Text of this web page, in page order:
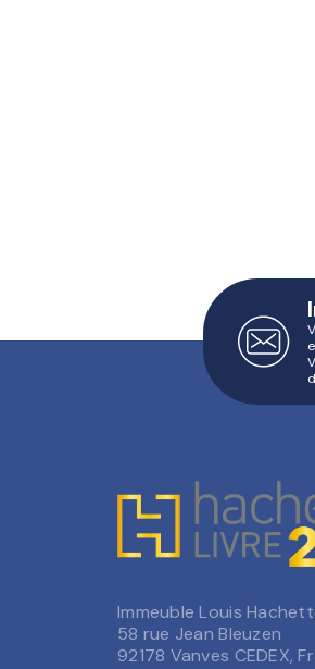
Immeuble Louis
58 rue Jean Bleuzen
92178 Vanves CEDEX,